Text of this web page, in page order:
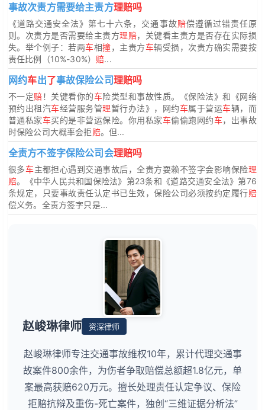
事故次责方需要给主责方理赔吗
《道路交通安全法》第七十六条，交通事故赔偿遵循过错责任原
则。次责方是否需要给主责方理赔，关键看主责方是否存在实际损
失。举个例子：若两车相撞，主责方车辆受损，次责方确实需要按
责任比例（10%-30%） 赔...
网约车出了事故保险公司理赔吗
不一定赔！关键看你的车险类型和事故性质。《保险法》和《网络
预约出租汽车经营服务管理暂行办法》，网约车属于营运车辆，而
普通私家车买的是非营运保险。你用私家车偷偷跑网约车，出事故
时保险公司大概率会拒赔。但...
全责方不签字保险公司会理赔吗
很多车主都担心遇到交通事故后，全责方耍赖不签字会影响保险理
赔。《中华人民共和国保险法》第23条和《道路交通安全法》第76
条规定，只要事故责任认定书已生效，保险公司必须按约定履行赔
偿义务。全责方签字只是...
赵峻琳律师 资深律师
赵峻琳律师专注交通事故维权10年，累计代理交通事
故案件800余件，为伤者争取赔偿总额超1.8亿元，单
案最高获赔620万元。擅长处理责任认定争议、保险
拒赔抗辩及重伤-死亡案件，独创“三维证据分析法”